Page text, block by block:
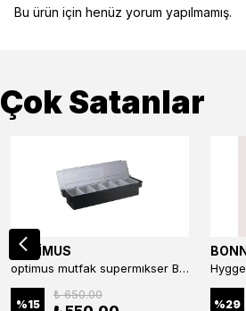
Bu ürün için henüz yorum yapılmamış.
Çok Satanlar
OPTİMUS
optimus mutfak supermıkser Bar Konteyner 6'lı 50×16×9 cm Kapaklı Polikarbon Organizer Bar & Kafe
%15
₺ 650.00
%29